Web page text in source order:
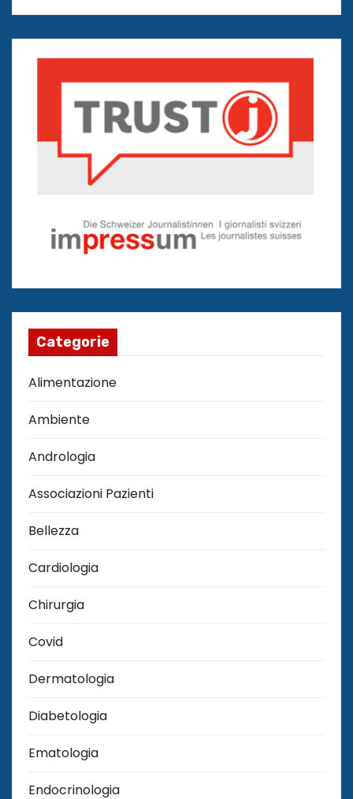
Categorie
Alimentazione
Ambiente
Andrologia
Associazioni Pazienti
Bellezza
Cardiologia
Chirurgia
Covid
Dermatologia
Diabetologia
Ematologia
Endocrinologia